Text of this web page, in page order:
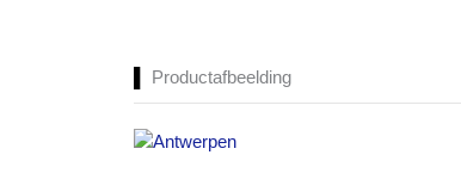
Productafbeelding